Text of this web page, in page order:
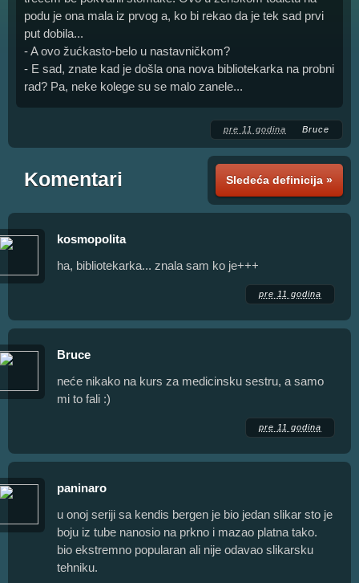
podu je ona mala iz prvog a, ko bi rekao da je tek sad prvi
put dobila...
- A ovo žućkasto-belo u nastavničkom?
- E sad, znate kad je došla ona nova bibliotekarka na probni
rad? Pa, neke kolege su se malo zanele...
pre 11 godina Bruce
Sledeća definicija »
Komentari
kosmopolita
ha, bibliotekarka... znala sam ko je+++
pre 11 godina
Bruce
neće nikako na kurs za medicinsku sestru, a samo
mi to fali :)
pre 11 godina
paninaro
u onoj seriji sa kendis bergen je bio jedan slikar sto je
boju iz tube nanosio na prkno i mazao platna tako.
bio ekstremno popularan ali nije odavao slikarsku
tehniku.